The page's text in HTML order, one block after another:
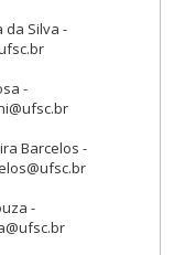
da Silva -
-
Barcelos -
-